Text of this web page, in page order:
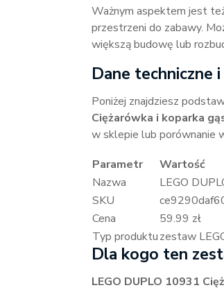
Ważnym aspektem jest
przestrzeni do zabawy.
większą budowę lub
Dane techniczne
Poniżej znajdziesz
Ciężarówka i koparka
w sklepie lub porównanie
Parametr
Wartość
Nazwa
LEGO
SKU
Cena
59.99 zł
Typ produktuzestaw
Dla kogo ten
LEGO DUPLO 10931